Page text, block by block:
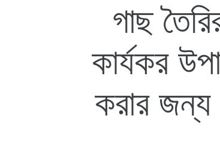
গাছ
কার্যকর
করার জন্য